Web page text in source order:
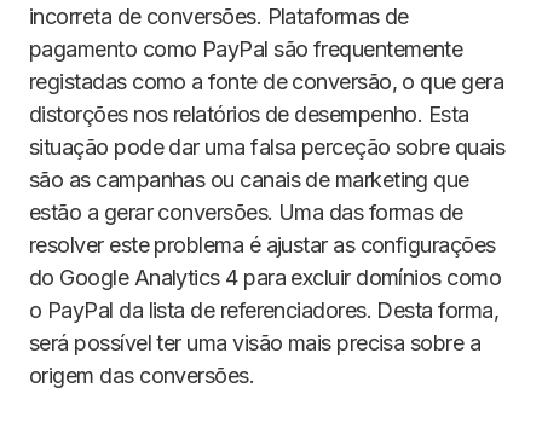
incorreta de conversões. Plataformas de
pagamento como PayPal são frequentemente
registadas como a fonte de conversão, o que gera
distorções nos relatórios de desempenho. Esta
situação pode dar uma falsa perceção sobre quais
são as campanhas ou canais de marketing que
estão a gerar conversões. Uma das formas de
resolver este problema é ajustar as configurações
do Google Analytics 4 para excluir domínios como
o PayPal da lista de referenciadores. Desta forma,
será possível ter uma visão mais precisa sobre a
origem das conversões.